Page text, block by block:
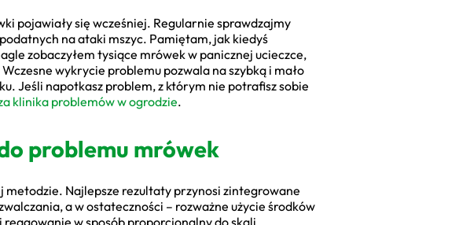
pojawiały się wcześniej. Regularnie sprawdzajmy
na ataki mszyc. Pamiętam, jak kiedyś
zobaczyłem tysiące mrówek w panicznej ucieczce,
wykrycie problemu pozwala na szybką i mało
Jeśli napotkasz problem, z którym nie potrafisz sobie
klinika problemów w ogrodzie.
problemu mrówek
metodzie. Najlepsze rezultaty przynosi zintegrowane
a w ostateczności – rozważne użycie środków